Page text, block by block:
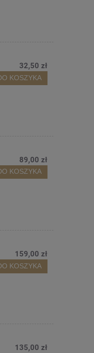
32,50 zł
KOSZYKA
89,00 zł
KOSZYKA
159,00 zł
KOSZYKA
135,00 zł